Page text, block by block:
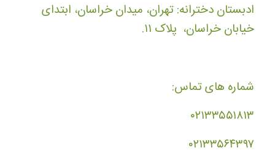
ادبستان دخترانه: تهران، میدان خراسان، ابتدای
خیابان خراسان، پلاک ۱۱.
شماره های تماس:
۰۲۱۳۳۵۵۱۸۱۳
۰۲۱۳۳۵۶۴۳۹۷